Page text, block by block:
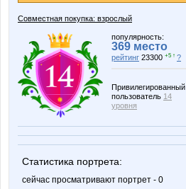
Совместная покупка: взрослый
популярность:
369 место
рейтинг 23300 +5 ↑ ?
Привилегированный
пользователь 14
уровня
Статистика портрета:
сейчас просматривают портрет - 0